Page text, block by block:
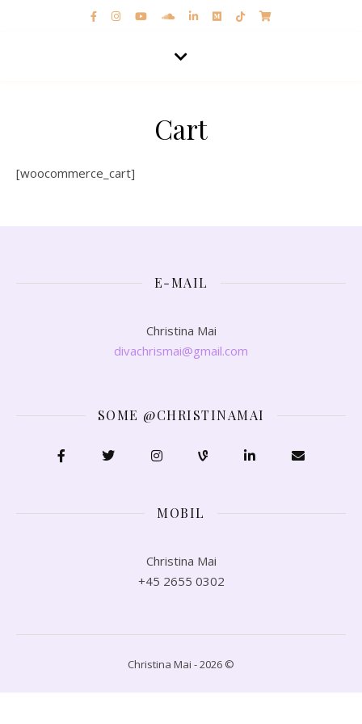
Cart
[woocommerce_cart]
E-MAIL
Christina Mai
divachrismai@gmail.com
SOME @CHRISTINAMAI
MOBIL
Christina Mai
+45 2655 0302
Christina Mai - 2026 ©